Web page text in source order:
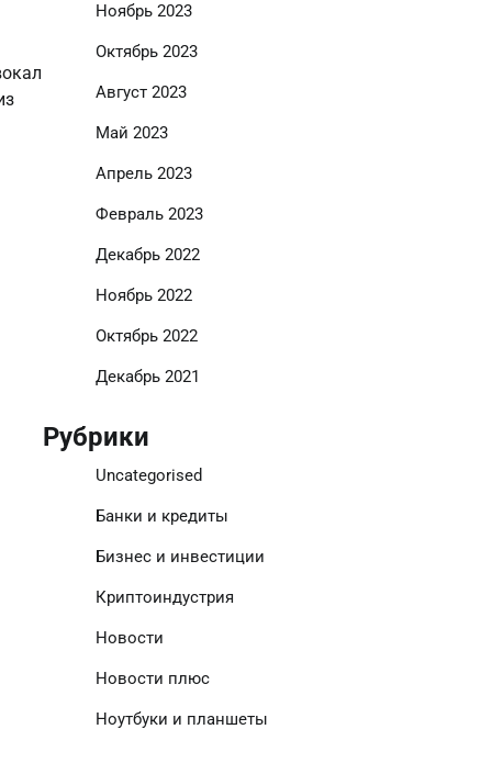
Ноябрь 2023
Октябрь 2023
Август 2023
Май 2023
Апрель 2023
Февраль 2023
Декабрь 2022
Ноябрь 2022
Октябрь 2022
Декабрь 2021
Рубрики
Uncategorised
Банки и кредиты
Бизнес и инвестиции
Криптоиндустрия
Новости
Новости плюс
Ноутбуки и планшеты